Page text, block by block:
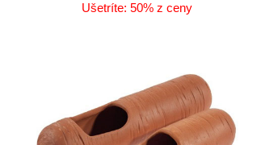
Ušetríte: 50% z ceny